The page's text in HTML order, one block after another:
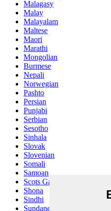
Malagasy
Malay
Malayalam
Maltese
Maori
Marathi
Mongolian
Burmese
Nepali
Norwegian
Pashto
Persian
Punjabi
Serbian
Sesotho
Sinhala
Slovak
Slovenian
Somali
Samoan
Scots Gaelic
Shona
Sindhi
Sundanese